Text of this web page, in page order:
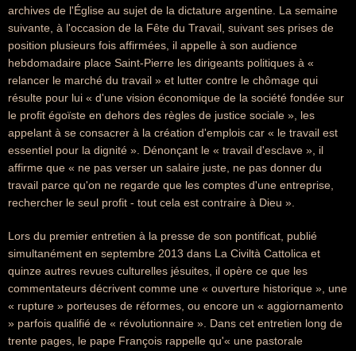
archives de l'Église au sujet de la dictature argentine. La semaine
suivante, à l'occasion de la Fête du Travail, suivant ses prises de
position plusieurs fois affirmées, il appelle à son audience
hebdomadaire place Saint-Pierre les dirigeants politiques à «
relancer le marché du travail » et lutter contre le chômage qui
résulte pour lui « d'une vision économique de la société fondée sur
le profit égoïste en dehors des règles de justice sociale », les
appelant à se consacrer à la création d'emplois car « le travail est
essentiel pour la dignité ». Dénonçant le « travail d'esclave », il
affirme que « ne pas verser un salaire juste, ne pas donner du
travail parce qu'on ne regarde que les comptes d'une entreprise,
rechercher le seul profit - tout cela est contraire à Dieu ».
Lors du premier entretien à la presse de son pontificat, publié
simultanément en septembre 2013 dans La Civiltà Cattolica et
quinze autres revues culturelles jésuites, il opère ce que les
commentateurs décrivent comme une « ouverture historique », une
« rupture » porteuses de réformes, ou encore un « aggiornamento
» parfois qualifié de « révolutionnaire ». Dans cet entretien long de
trente pages, le pape François rappelle qu'« une pastorale